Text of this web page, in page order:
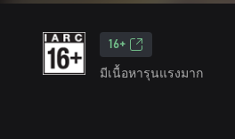
16+
มีเนื้อหารุนแรงมาก